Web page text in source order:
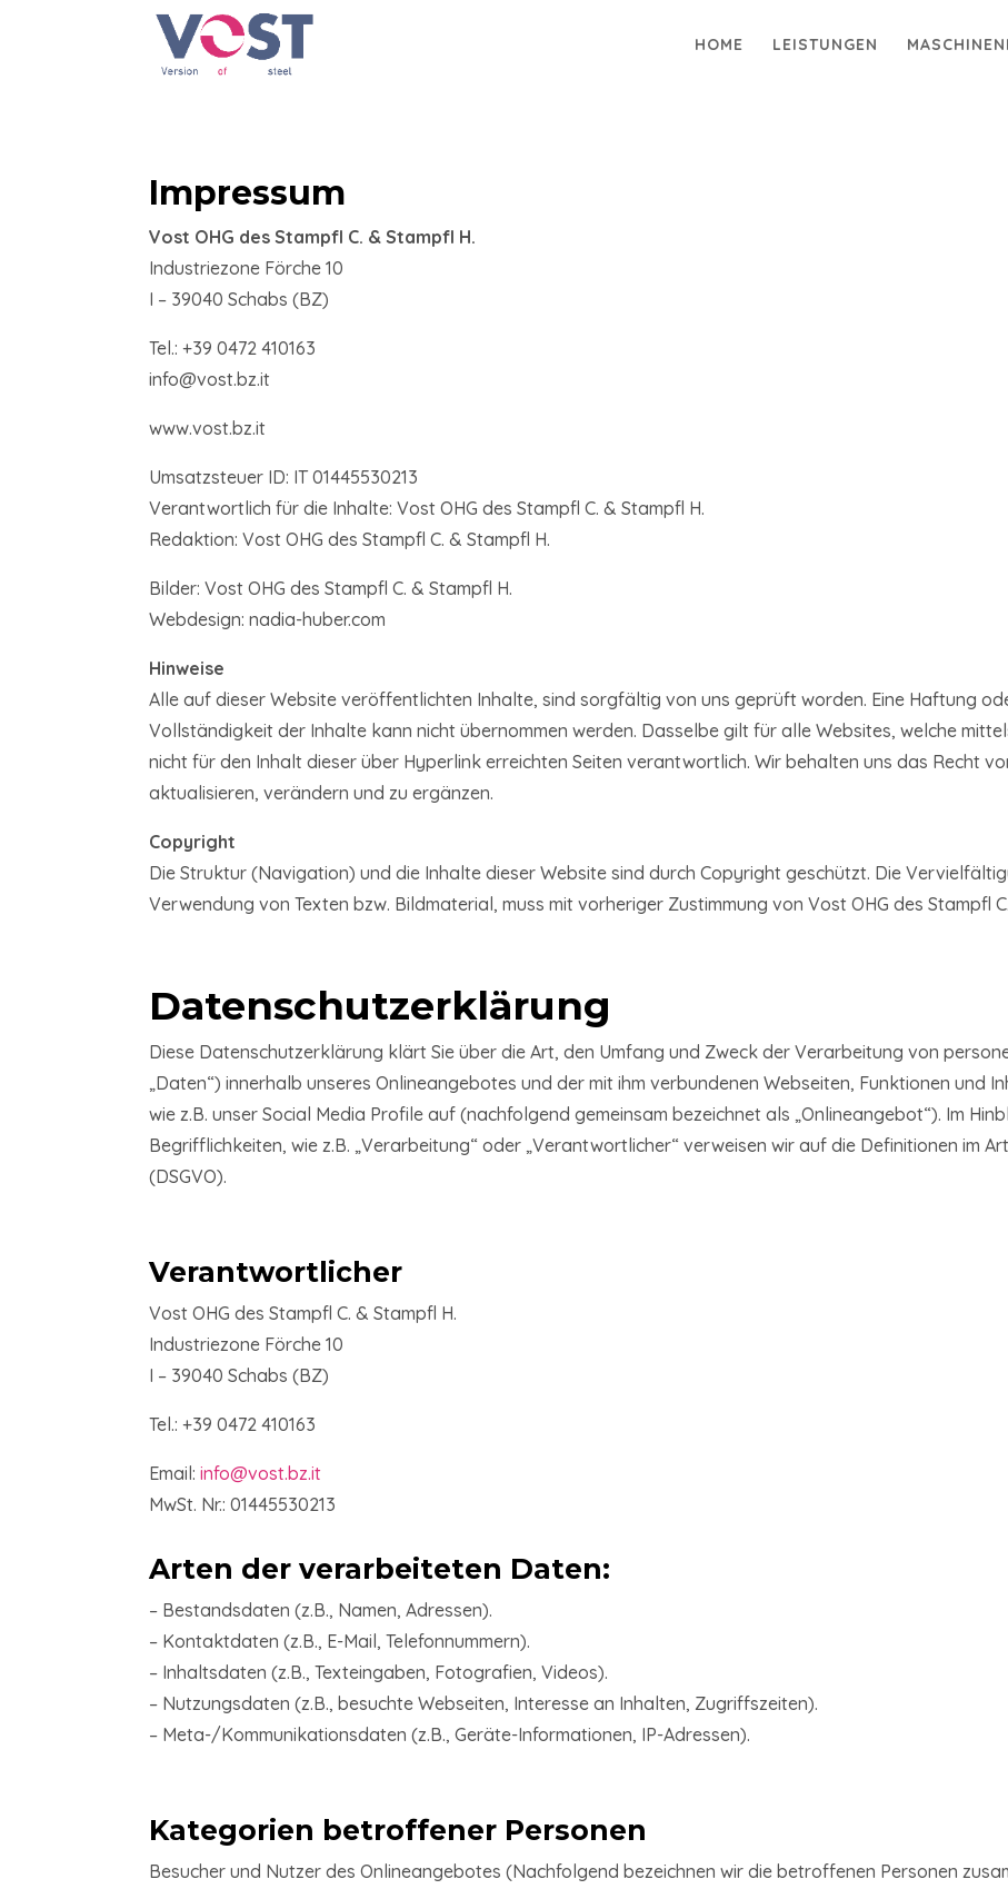
HOME LEISTUNGEN
Impressum
Vost OHG des Stampfl C. & Stampfl H.
Industriezone Förche 10
I – 39040 Schabs (BZ)
Tel.: +39 0472 410163
info@vost.bz.it
www.vost.bz.it
Umsatzsteuer ID: IT01445530213
Verantwortlich für die Inhalte: Vost OHG des Stampfl C. & Stampfl H.
Redaktion: Vost OHG des Stampfl C. & Stampfl H.
Bilder: Vost OHG des Stampfl C. & Stampfl H.
Webdesign: nadia-huber.com
Hinweise
Alle auf dieser Website veröffentlichten Inhalte, sind sorgfältig von uns geprüft worden. Eine Haftung
Vollständigkeit der Inhalte kann nicht übernommen werden. Dasselbe gilt für alle Websites, welche
nicht für den Inhalt dieser über Hyperlink erreichten Seiten verantwortlich. Wir behalten uns das Recht
aktualisieren, verändern und zu ergänzen.
Copyright
Die Struktur (Navigation) und die Inhalte dieser Website sind durch Copyright geschützt. Die
Verwendung von Texten bzw. Bildmaterial, muss mit vorheriger Zustimmung von Vost OHG des Stampfl
Datenschutzerklärung
Diese Datenschutzerklärung klärt Sie über die Art, den Umfang und Zweck der Verarbeitung von
„Daten“) innerhalb unseres Onlineangebotes und der mit ihm verbundenen Webseiten, Funktionen und
wie z.B. unser Social Media Profile auf (nachfolgend gemeinsam bezeichnet als „Onlineangebot“). Im
Begrifflichkeiten, wie z.B. „Verarbeitung“ oder „Verantwortlicher“ verweisen wir auf die Definitionen im
(DSGVO).
Verantwortlicher
Vost OHG des Stampfl C. & Stampfl H.
Industriezone Förche 10
I – 39040 Schabs (BZ)
Tel.: +39 0472 410163
Email:info@vost.bz.it
MwSt. Nr.:01445530213
Arten der verarbeiteten Daten:
– Bestandsdaten (z.B., Namen, Adressen).
– Kontaktdaten (z.B., E-Mail, Telefonnummern).
– Inhaltsdaten (z.B., Texteingaben, Fotografien, Videos).
– Nutzungsdaten (z.B., besuchte Webseiten, Interesse an Inhalten, Zugriffszeiten).
– Meta-/Kommunikationsdaten (z.B., Geräte-Informationen, IP-Adressen).
Kategorien betroffener Personen
Besucher und Nutzer des Onlineangebotes (Nachfolgend bezeichnen wir die betroffenen Personen